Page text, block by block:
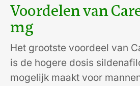
Voordelen van
mg
Het grootste voordeel van
is de hogere dosis
mogelijk maakt voor